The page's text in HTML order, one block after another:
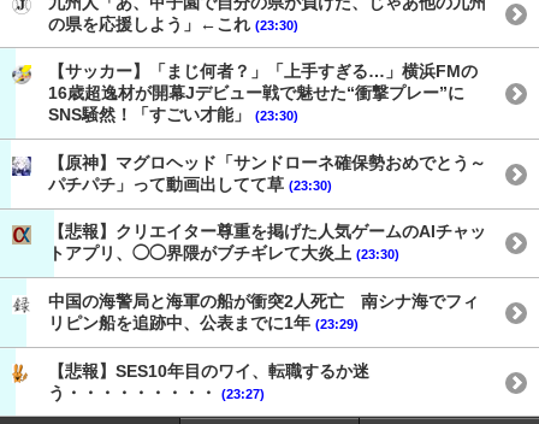
の県を応援しよう」←これ (23:30)
【サッカー】「まじ何者？」「上手すぎる…」横浜FMの
16歳超逸材が開幕Jデビュー戦で魅せた“衝撃プレー”に
SNS騒然！「すごい才能」
(23:30)
【原神】マグロヘッド「サンドローネ確保勢おめでとう～
パチパチ」って動画出してて草 (23:30)
【悲報】クリエイター尊重を掲げた人気ゲームのAIチャッ
トアプリ、◯◯界隈がブチギレて大炎上 (23:30)
中国の海警局と海軍の船が衝突2人死亡 南シナ海でフィ
リピン船を追跡中、公表までに1年 (23:29)
【悲報】SES10年目のワイ、転職するか迷
う・・・・・・・・・
(23:27)